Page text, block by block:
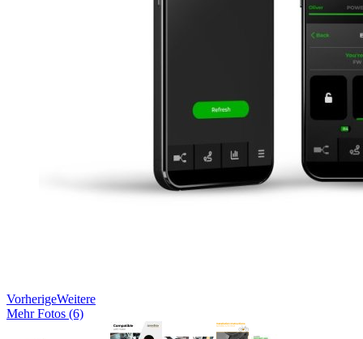
VorherigeWeitere
Mehr Fotos (6)